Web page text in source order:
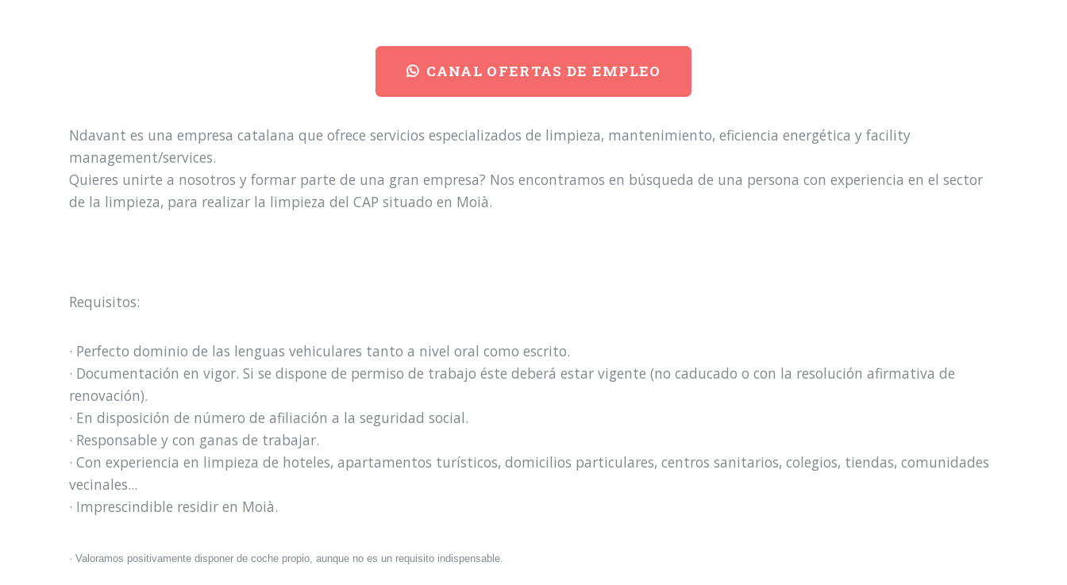
CANAL OFERTAS DE EMPLEO
Ndavant es una empresa catalana que ofrece servicios especializados de limpieza, mantenimiento, eficiencia energética y facility
management/services.
Quieres unirte a nosotros y formar parte de una gran empresa? Nos encontramos en búsqueda de una persona con experiencia en el sector
de la limpieza, para realizar la limpieza del CAP situado en Moià.
Requisitos:
· Perfecto dominio de las lenguas vehiculares tanto a nivel oral como escrito.
· Documentación en vigor. Si se dispone de permiso de trabajo éste deberá estar vigente (no caducado o con la resolución afirmativa de
renovación).
· En disposición de número de afiliación a la seguridad social.
· Responsable y con ganas de trabajar.
· Con experiencia en limpieza de hoteles, apartamentos turísticos, domicilios particulares, centros sanitarios, colegios, tiendas, comunidades
vecinales...
· Imprescindible residir en Moià.
· Valoramos positivamente disponer de coche propio, aunque no es un requisito indispensable.